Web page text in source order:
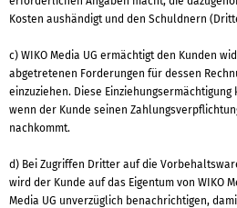
Kosten aushändigt und den Schuldnern
c) WIKO Media UG ermächtigt den Kunden
abgetretenen Forderungen für dessen
einzuziehen. Diese
wenn der Kunde seinen
nachkommt.
d) Bei Zugriffen Dritter auf die
wird der Kunde auf das Eigentum von WIKO
Media UG unverzüglich benachrichtigen,